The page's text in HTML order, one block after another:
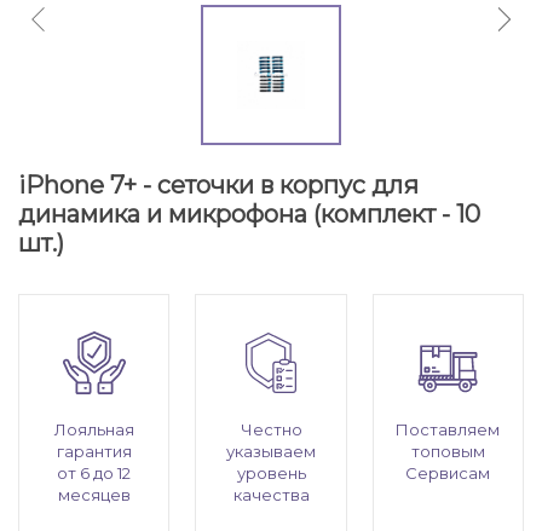
iPhone 7+ - сеточки в корпус для
динамика и микрофона (комплект - 10
шт.)
Лояльная
гарантия
от 6 до 12
месяцев
Честно
указываем
уровень
качества
Поставляем
топовым
Сервисам